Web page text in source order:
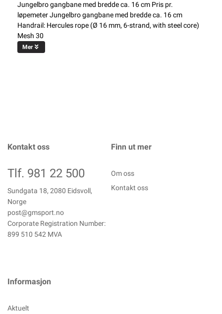
Jungelbro gangbane med bredde ca. 16 cm Pris pr.
løpemeter Jungelbro gangbane med bredde ca. 16 cm
Handrail: Hercules rope (Ø 16 mm, 6-strand, with steel core)
Mesh 30
Mer
Kontakt oss
Tlf. 981 22 500
Sundgata 18, 2080 Eidsvoll,
Norge
post@gmsport.no
Corporate Registration Number:
899 510 542 MVA
Finn ut mer
Om oss
Kontakt oss
Informasjon
Aktuelt